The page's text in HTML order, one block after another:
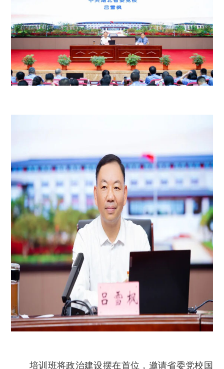
培训班将政治建设摆在首位，邀请省委党校国